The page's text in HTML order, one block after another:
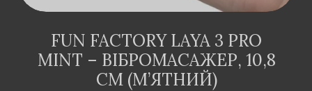
FUN FACTORY LAYA 3 PRO
MINT – ВІБРОМАСАЖЕР, 10,8
СМ (М’ЯТНИЙ)